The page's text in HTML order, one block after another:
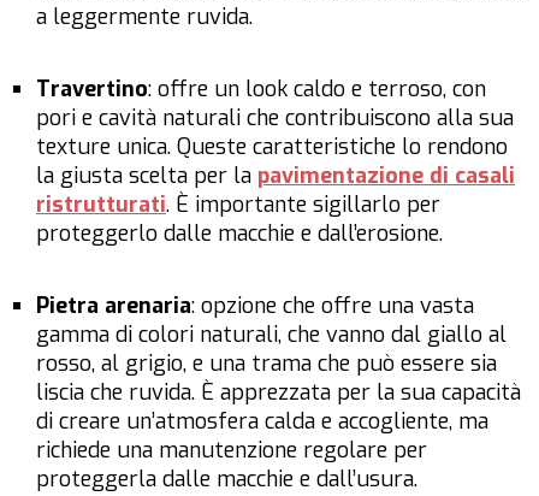
a leggermente ruvida.
Travertino: offre un look caldo e terroso, con
pori e cavità naturali che contribuiscono alla sua
texture unica. Queste caratteristiche lo rendono
la giusta scelta per la pavimentazione di casali
ristrutturati. È importante sigillarlo per
proteggerlo dalle macchie e dall’erosione.
Pietra arenaria: opzione che offre una vasta
gamma di colori naturali, che vanno dal giallo al
rosso, al grigio, e una trama che può essere sia
liscia che ruvida. È apprezzata per la sua capacità
di creare un’atmosfera calda e accogliente, ma
richiede una manutenzione regolare per
proteggerla dalle macchie e dall’usura.